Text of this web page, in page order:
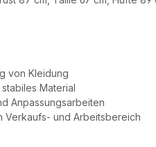
von Kleidung
Material
Anpassungsarbeiten
Verkaufs- und Arbeitsbereich